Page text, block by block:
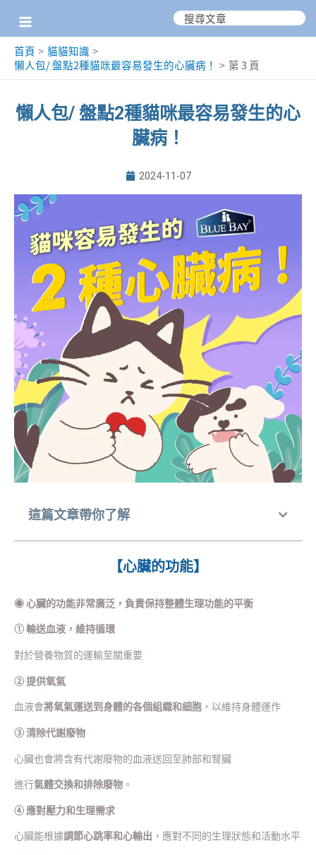
搜
首頁
貓貓知識
懶人包/ 盤點2種貓咪最容易發生的心臟病！
第 3 頁
懶人包/ 盤點2種貓咪最容易發生的心
臟病！
2024-11-07
這篇文章帶你了解
【心臟的功能】
◉心臟的功能非常廣泛，負責保持整體生理功能的平衡
① 輸送血液，維持循環
對於營養物質的運輸至關重要
② 提供氧氣
血液會將氧氣運送到身體的各個組織和細胞 ，以維持身體運作
③ 清除代謝廢物
心臟也會將含有代謝廢物的血液送回至肺部和腎臟
進行氣體交換和排除廢物 。
④ 應對壓力和生理需求
心臟能根據調節心跳率和心輸出 ，應對不同的生理狀態和活動水平